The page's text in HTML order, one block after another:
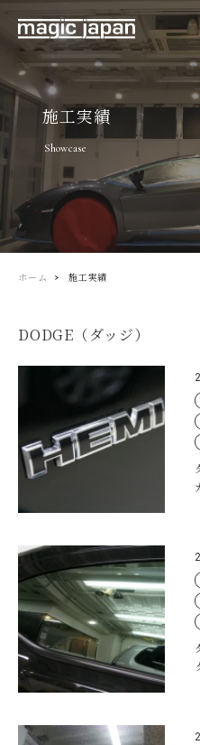
施工実績
Showcase
ホーム 施工実績
DODGE（ダッジ）